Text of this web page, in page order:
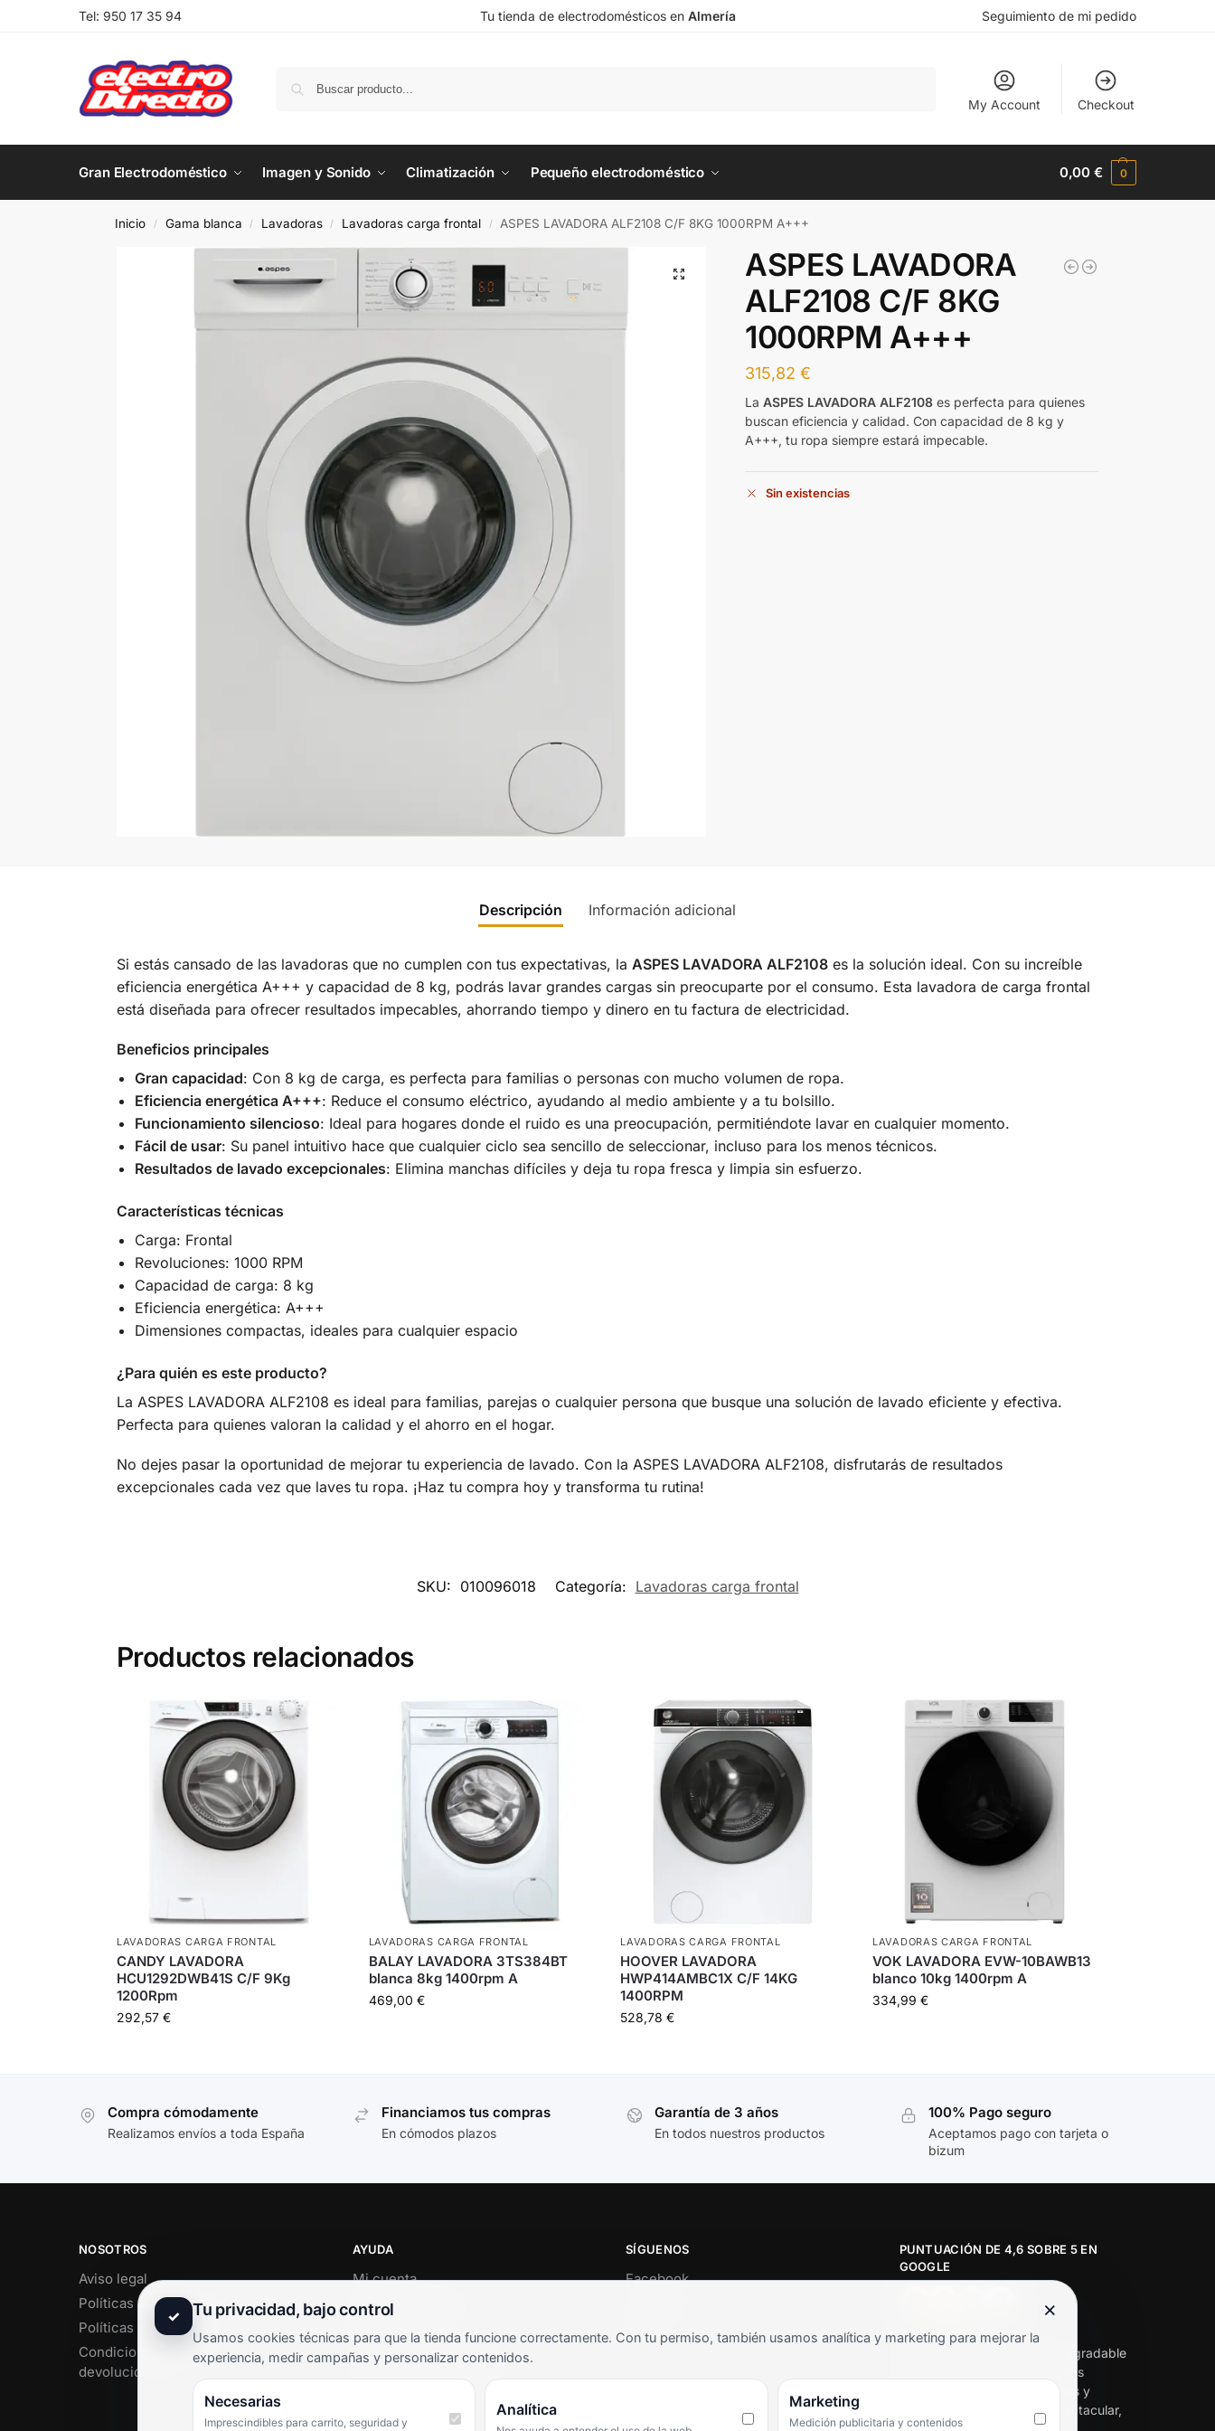
Tel: 950 17 35 94 Tu tienda de electrodomésticos en Almería Seguimiento de mi pedido
My Account Checkout
Gran Electrodoméstico Imagen y Sonido Climatización Pequeño electrodoméstico 0,00€ 0
Inicio / Gama blanca / Lavadoras / Lavadoras carga frontal / ASPES LAVADORA ALF2108 C/F 8KG 1000RPM A+++
ASPES LAVADORA
ALF2108 C/F 8KG
1000RPM A+++
315,82€
LaASPES LAVADORA ALF2108 es perfecta para quienes
buscan eficiencia y calidad. Con capacidad de 8 kg y
A+++, tu ropa siempre estará impecable.
Sin existencias
Descripción Información adicional
Si estás cansado de las lavadoras que no cumplen con tus expectativas, la ASPES LAVADORA ALF2108es la solución ideal. Con su increíble
eficiencia energética A+++ y capacidad de 8 kg, podrás lavar grandes cargas sin preocuparte por el consumo. Esta lavadora de carga frontal
está diseñada para ofrecer resultados impecables, ahorrando tiempo y dinero en tu factura de electricidad.
Beneficios principales
Gran capacidad: Con 8 kg de carga, es perfecta para familias o personas con mucho volumen de ropa.
Eficiencia energética A+++: Reduce el consumo eléctrico, ayudando al medio ambiente y a tu bolsillo.
Funcionamiento silencioso: Ideal para hogares donde el ruido es una preocupación, permitiéndote lavar en cualquier momento.
Fácil de usar: Su panel intuitivo hace que cualquier ciclo sea sencillo de seleccionar, incluso para los menos técnicos.
Resultados de lavado excepcionales: Elimina manchas difíciles y deja tu ropa fresca y limpia sin esfuerzo.
Características técnicas
Carga: Frontal
Revoluciones: 1000 RPM
Capacidad de carga: 8 kg
Eficiencia energética: A+++
Dimensiones compactas, ideales para cualquier espacio
¿Para quién es este producto?
La ASPES LAVADORA ALF2108 es ideal para familias, parejas o cualquier persona que busque una solución de lavado eficiente y efectiva.
Perfecta para quienes valoran la calidad y el ahorro en el hogar.
No dejes pasar la oportunidad de mejorar tu experiencia de lavado. Con la ASPES LAVADORA ALF2108, disfrutarás de resultados
excepcionales cada vez que laves tu ropa. ¡Haz tu compra hoy y transforma tu rutina!
SKU: 010096018 Categoría: Lavadoras carga frontal
Productos relacionados
LAVADORAS CARGA FRONTAL
CANDY LAVADORA
HCU1292DWB41S C/F 9Kg
1200Rpm
292,57 €
LAVADORAS CARGA FRONTAL
BALAY LAVADORA 3TS384BT
blanca 8kg 1400rpm A
469,00 €
LAVADORAS CARGA FRONTAL
HOOVER LAVADORA
HWP414AMBC1X C/F 14KG
1400RPM
528,78€
LAVADORAS CARGA FRONTAL
VOK LAVADORA EVW-10BAWB13
blanco 10kg 1400rpm A
334,99€
Compra cómodamente
Realizamos envíos a toda España
Financiamos tus compras
En cómodos plazos
Garantía de 3 años
En todos nuestros productos
100% Pago seguro
Aceptamos pago con tarjeta o
bizum
NOSOTROS
Aviso legal
Políticas de privacidad
Políticas de cookies
Condiciones de envío y
devoluciones
AYUDA
Mi cuenta
Soporte al cliente
Términos y condiciones
Preguntas frecuentes
SÍGUENOS
Facebook
PUNTUACIÓN DE 4,6 SOBRE 5 EN
GOOGLE
★★★★★
«Servicio de calidad y trato agradable
con precios excelentes. Hemos
comprado en varias ocasiones y
siempre dan respuesta. Espectacular,
✓ Tu privacidad, bajo control ×
Usamos cookies técnicas para que la tienda funcione correctamente. Con tu permiso, también usamos analítica y marketing para mejorar la
experiencia, medir campañas y personalizar contenidos.
Necesarias
Imprescindibles para carrito, seguridad y
Analítica Marketing
Medición publicitaria y contenidos